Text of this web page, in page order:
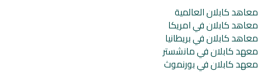
معاهد كابلان العالمية
معاهد كابلان في امريكا
معاهد كابلان في بريطانيا
معهد كابلان في مانشستر
معهد كابلان في بورنموث